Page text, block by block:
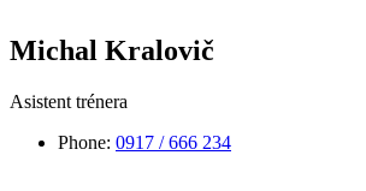
Michal Kralovič
Asistent trénera
Phone: 0917 / 666 234